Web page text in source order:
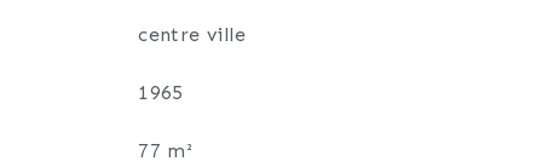
centre ville
1965
77 m²